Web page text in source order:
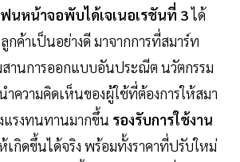
นหน้าจอพับได้เจเนอเรชันที่ 3ได้
กค้าเป็นอย่างดี มาจากการที่สมาร์ท
านการออกแบบอันประณีต นวัตกรรม
ำความคิดเห็นของผู้ใช้ที่ต้องการให้สมา
แรงทนทานมากขึ้น รองรับการใช้งาน
กิดขึ้นได้จริง พร้อมทั้งราคาที่ปรับใหม่